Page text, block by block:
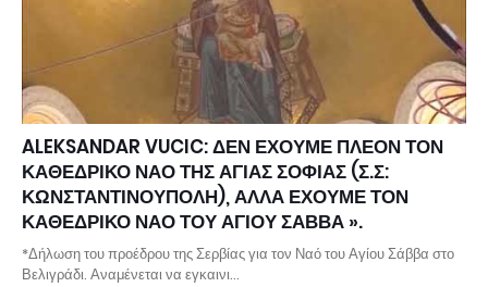
ALEKSANDAR VUCIC: ΔΕΝ ΕΧΟΥΜΕ ΠΛΕΟΝ ΤΟΝ
ΚΑΘΕΔΡΙΚΟ ΝΑΟ ΤΗΣ ΑΓΙΑΣ ΣΟΦΙΑΣ (Σ.Σ:
ΚΩΝΣΤΑΝΤΙΝΟΥΠΟΛΗ), ΑΛΛΑ ΕΧΟΥΜΕ ΤΟΝ
ΚΑΘΕΔΡΙΚΟ ΝΑΟ ΤΟΥ ΑΓΙΟΥ ΣΑΒΒΑ ».
*Δήλωση του προέδρου της Σερβίας για τον Ναό του Αγίου Σάββα στο
Βελιγράδι. Αναμένεται να εγκαινι…